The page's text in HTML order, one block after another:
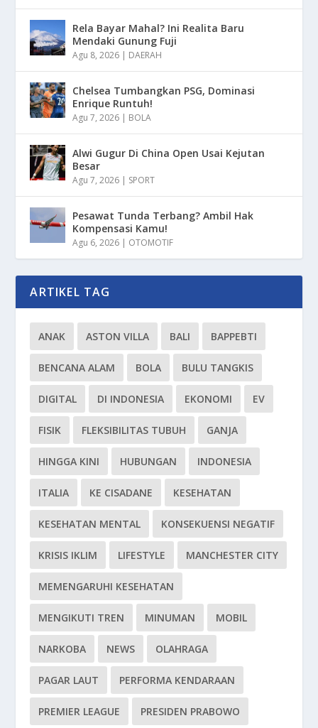
Rela Bayar Mahal? Ini Realita Baru
Mendaki Gunung Fuji
Agu 8, 2026 | DAERAH
Chelsea Tumbangkan PSG, Dominasi
Enrique Runtuh!
Agu 7, 2026 | BOLA
Alwi Gugur Di China Open Usai Kejutan
Besar
Agu 7, 2026 | SPORT
Pesawat Tunda Terbang? Ambil Hak
Kompensasi Kamu!
Agu 6, 2026 | OTOMOTIF
ARTIKEL TAG
ANAK ASTON VILLA BALI BAPPEBTI
BENCANA ALAM BOLA BULU TANGKIS
DIGITAL DI INDONESIA EKONOMI EV
FISIK FLEKSIBILITAS TUBUH GANJA
HINGGA KINI HUBUNGAN INDONESIA
ITALIA KE CISADANE KESEHATAN
KESEHATAN MENTAL KONSEKUENSI NEGATIF
KRISIS IKLIM LIFESTYLE MANCHESTER CITY
MEMENGARUHI KESEHATAN
MENGIKUTI TREN MINUMAN MOBIL
NARKOBA NEWS OLAHRAGA
PAGAR LAUT PERFORMA KENDARAAN
PREMIER LEAGUE PRESIDEN PRABOWO